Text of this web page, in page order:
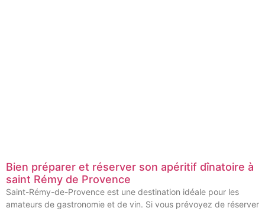
Bien préparer et réserver son apéritif dînatoire à
saint Rémy de Provence
Saint-Rémy-de-Provence est une destination idéale pour les
amateurs de gastronomie et de vin. Si vous prévoyez de réserver